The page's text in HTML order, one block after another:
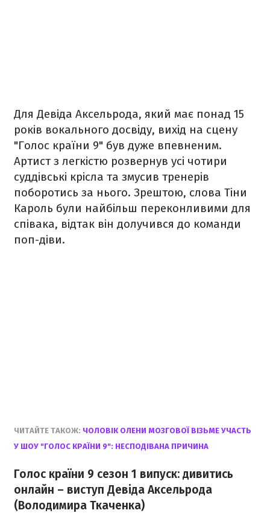
Для Девіда Аксельрода, який має понад 15
років вокального досвіду, вихід на сцену
"Голос країни 9" був дуже впевненим.
Артист з легкістю розвернув усі чотири
суддівські крісла та змусив тренерів
поборотись за нього. Зрештою, слова Тіни
Кароль були найбільш переконливими для
співака, відтак він долучився до команди
поп-діви.
ЧИТАЙТЕ ТАКОЖ: ЧОЛОВІК ОЛЕНИ МОЗГОВОЇ ВІЗЬМЕ УЧАСТЬ
У ШОУ "ГОЛОС КРАЇНИ 9": НЕСПОДІВАНА ПРИЧИНА
Голос країни 9 сезон 1 випуск: дивитись
онлайн – виступ Девіда Аксельрода
(Володимира Ткаченка)